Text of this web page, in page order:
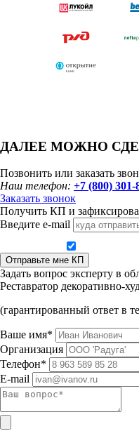
ДАЛЕЕ МОЖНО
Позвонить или заказать
Наш телефон: +7 (800) 301-
Заказать звонок
Получить КП и
Введите e-mail
Отправьте мне КП
Задать вопрос эксперту в
Реставратор декоративно-
(гарантированный ответ в
Ваше имя*
Организация
Телефон*
E-mail